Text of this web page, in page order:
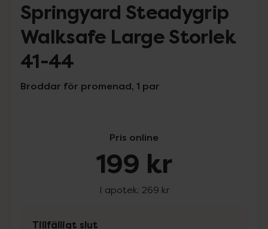
Springyard Steadygrip
Walksafe Large Storlek
41-44
Broddar för promenad, 1 par
Pris online
199 kr
I apotek: 269 kr
Tillfälligt slut